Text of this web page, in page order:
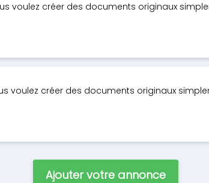
voulez créer des documents originaux
voulez créer des documents originaux
Ajouter votre annonce